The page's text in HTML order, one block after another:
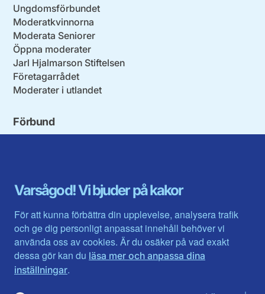
Varsågod! Vi bjuder på kakor
För att kunna förbättra din upplevelse, analysera trafik
och ge dig personligt anpassat innehåll behöver vi
använda oss av cookies. Är du osäker på vad exakt
dessa gör kan du läsa mer och anpassa dina
inställningar.
Ungdomsförbundet
Moderatkvinnorna
Moderata Seniorer
Öppna moderater
Jarl Hjalmarson Stiftelsen
Företagarrådet
Moderater i utlandet
Förbund
Gävleborg
Halland
Jämtlands län
Jönköpings län
Kalmar län
Kronobergs län
Norrbotten
Skåne län
Värmlands län
Västerbotten
Västra Götaland
Västernorrland
Västmanland
Örebro län
Östergötland